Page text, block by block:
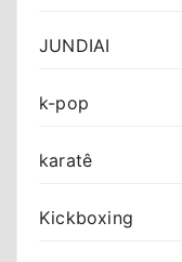
JUNDIAI
k-pop
karatê
Kickboxing